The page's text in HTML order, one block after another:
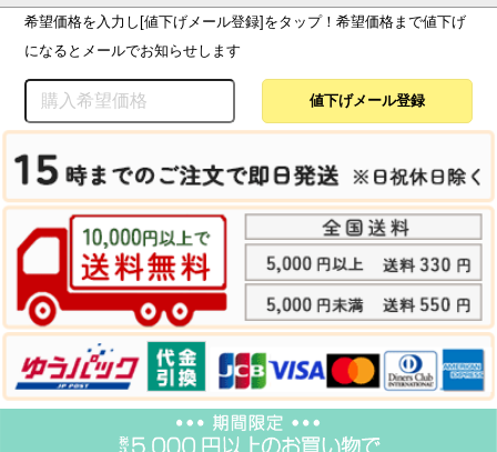
希望価格を入力し[値下げメール登録]をタップ！希望価格まで値下げ
になるとメールでお知らせします